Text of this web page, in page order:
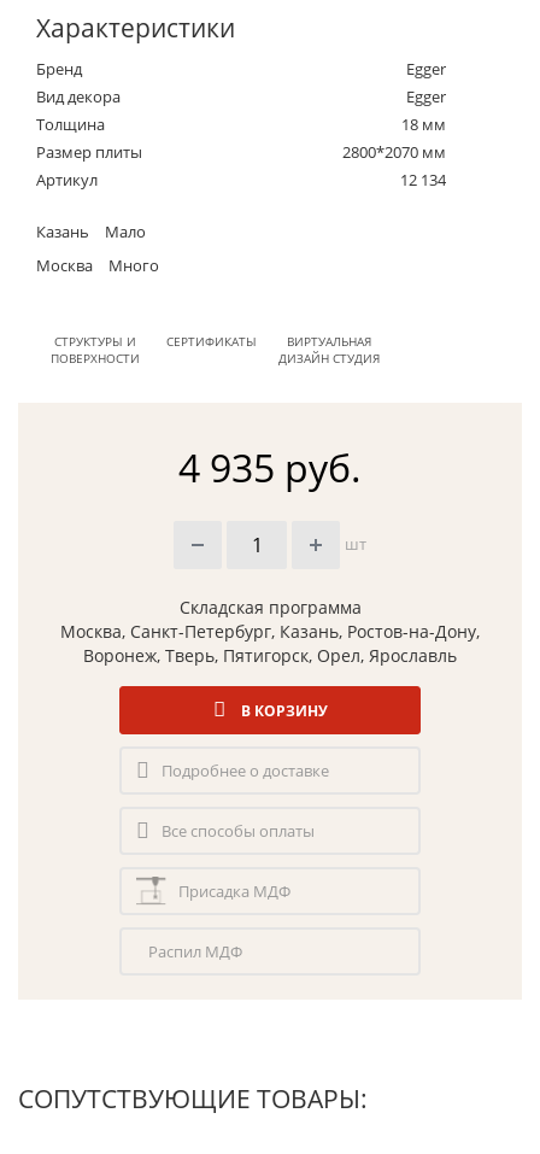
Характеристики
Бренд
Egger
Вид декора
Egger
Толщина
18 мм
Размер плиты
2800*2070 мм
Артикул
12 134
Казань
Мало
Москва
Много
СТРУКТУРЫ И
ПОВЕРХНОСТИ
СЕРТИФИКАТЫ
ВИРТУАЛЬНАЯ
ДИЗАЙН СТУДИЯ
4 935 руб.
шт
Складская программа
Москва, Санкт-Петербург, Казань, Ростов-на-Дону,
Воронеж, Тверь, Пятигорск, Орел, Ярославль
В КОРЗИНУ
Подробнее о доставке
Все способы оплаты
Присадка МДФ
Распил МДФ
СОПУТСТВУЮЩИЕ ТОВАРЫ: